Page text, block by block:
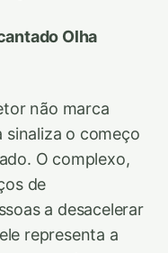
Olha
não marca
sinaliza o começo
O complexo,
de
a desacelerar
representa a